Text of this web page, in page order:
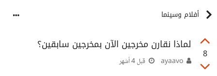
أفلام وسينما
8
لماذا نقارن مخرجين الآن بمخرجين سابقين؟
قبل 4 أشهر